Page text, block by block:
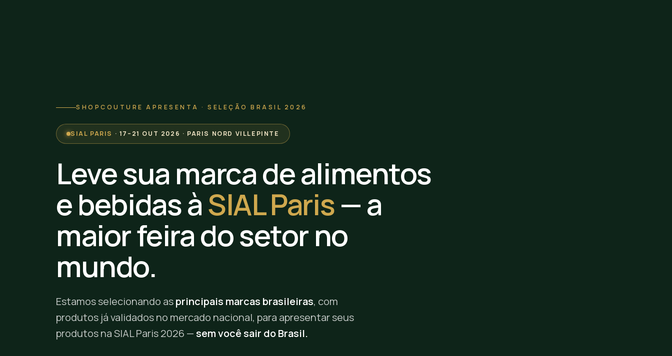
SHOPCOUTURE APRESENTA · SELEÇÃO BRASIL 2026
SIAL PARIS · 17–21 OUT 2026 · PARIS NORD VILLEPINTE
Leve sua marca de alimentos
e bebidas àSIAL Paris— a
maior feira do setor no
mundo.
Estamos selecionando asprincipais marcas brasileiras, com
produtos já validados no mercado nacional, para apresentar seus
produtos na SIAL Paris 2026 —sem você sair do Brasil.